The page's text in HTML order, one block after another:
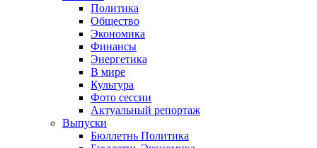
Политика
Общество
Экономика
Финансы
Энергетика
В мире
Культура
Фото сессии
Актуальный репортаж
Выпуски
Бюллетнь Политика